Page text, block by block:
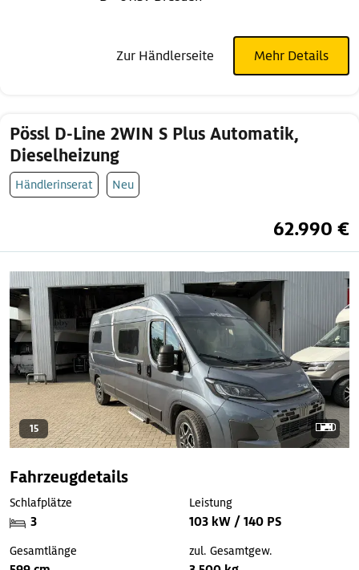
Zur Händlerseite Mehr Details
Pössl D-Line 2WIN S Plus Automatik,
Dieselheizung
Händlerinserat Neu
62.990 €
15
Fahrzeugdetails
Schlafplätze
3
Leistung
103 kW / 140 PS
Gesamtlänge zul. Gesamtgew.